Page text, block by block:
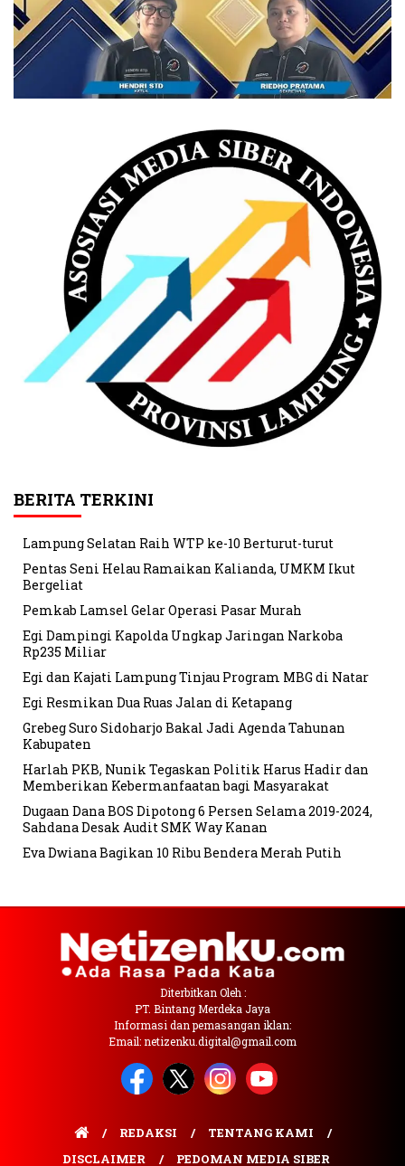
BERITA TERKINI
Lampung Selatan Raih WTP ke-10 Berturut-turut
Pentas Seni Helau Ramaikan Kalianda, UMKM Ikut
Bergeliat
Pemkab Lamsel Gelar Operasi Pasar Murah
Egi Dampingi Kapolda Ungkap Jaringan Narkoba
Rp235 Miliar
Egi dan Kajati Lampung Tinjau Program MBG di Natar
Egi Resmikan Dua Ruas Jalan di Ketapang
Grebeg Suro Sidoharjo Bakal Jadi Agenda Tahunan
Kabupaten
Harlah PKB, Nunik Tegaskan Politik Harus Hadir dan
Memberikan Kebermanfaatan bagi Masyarakat
Dugaan Dana BOS Dipotong 6 Persen Selama 2019-2024,
Sahdana Desak Audit SMK Way Kanan
Eva Dwiana Bagikan 10 Ribu Bendera Merah Putih
Diterbitkan Oleh :
PT. Bintang Merdeka Jaya
Informasi dan pemasangan iklan:
Email: netizenku.digital@gmail.com
REDAKSI
TENTANG KAMI
DISCLAIMER
PEDOMAN MEDIA SIBER